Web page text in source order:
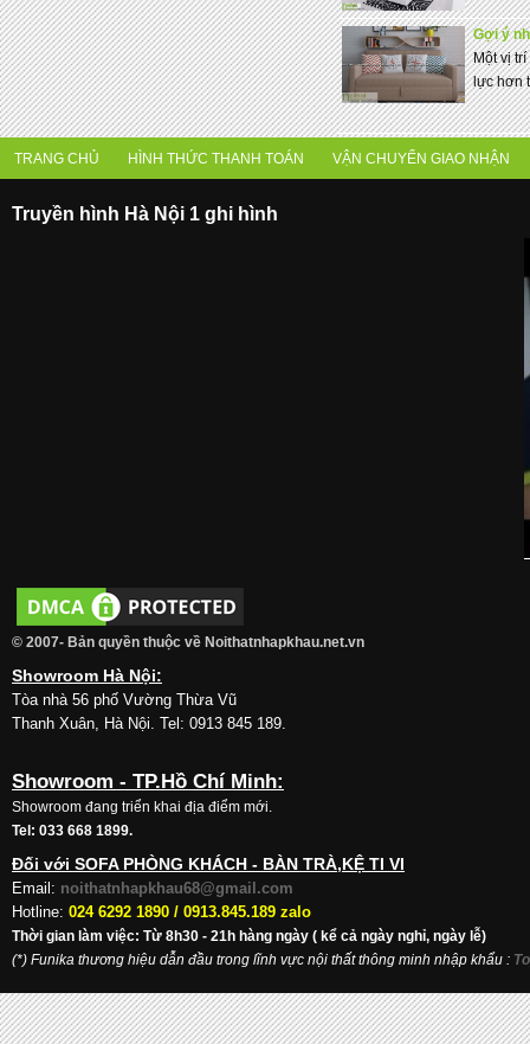
Gợi ý
Một vị
lực hơn
TRANG CHỦ HÌNH THỨC THANH TOÁN VẬN CHUYỂN GIAO NHẬN
Truyền hình Hà Nội 1 ghi hình
© 2007- Bản quyền thuộc về Noithatnhapkhau.net.vn
Showroom Hà Nội:
Tòa nhà 56 phố Vường Thừa Vũ
Thanh Xuân, Hà Nội. Tel: 0913 845 189.
Showroom - TP.Hồ Chí Minh:
Showroom đang triển khai địa điểm mới.
Tel: 033 668 1899.
Đối với SOFA PHÒNG KHÁCH - BÀN TRÀ,KỆ TI VI
Email: noithatnhapkhau68@gmail.com
Hotline: 024 6292 1890 / 0913.845.189 zalo
Thời gian làm việc: Từ 8h30 - 21h hàng ngày ( kể cả ngày nghỉ, ngày lễ)
(*) Funika thương hiệu dẫn đầu trong lĩnh vực nội thất thông minh nhập khẩu :